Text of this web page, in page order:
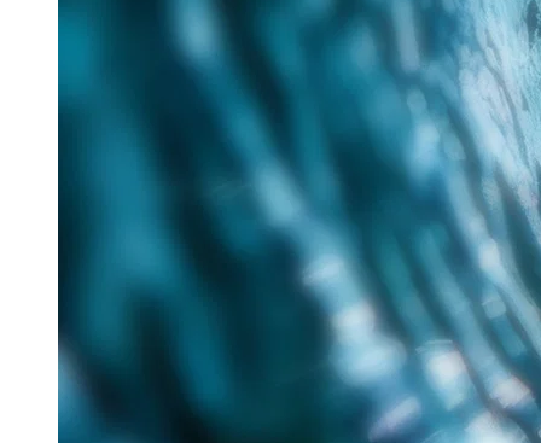
nachhaltige Verfahren für die zukunftsorientierte
Aquatech Amsterdam
Brau Beviale
Hannover Messe
IFAT